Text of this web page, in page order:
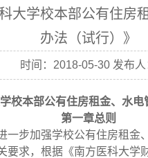
科大学校本部公有住房
办法（试行）》
时间：2018-05-30 发布人
校本部公有住房租金、水电
第一章总则
一步加强学校公有住房租金
要求，根据《南方医科大学